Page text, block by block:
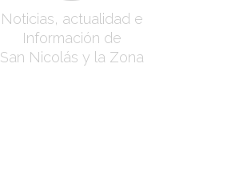
Noticias, actualidad e
Información de
San Nicolás y la Zona